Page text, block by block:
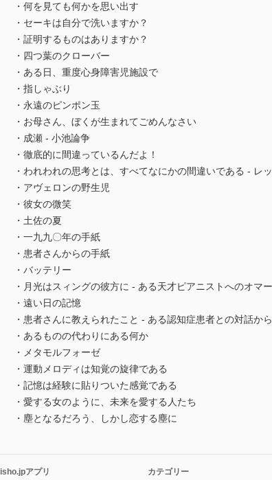
・何を見ても何かを思い出す
・セーキは自分で洗いますか？
・証明するものはありますか？
・四つ葉のクローバー
・ある日、重度心身障害児施設で
・指しゃぶり
・永遠のピンポン玉
・お母さん、ぼくが生まれてごめんなさい
・成瀬 - 小池論争
・徹底的に間違っているんだよ！
・われわれの思考とは、すべてなにかの間違いである - レ
・アヴェロンの野生児
・彼女の微笑
・土佐の夏
・一九九〇年の手紙
・患者さんからの手紙
・バッテリー
・月光はスィングの彼方に - ある天才ピアニストへのオマ
・遠い日の記憶
・患者さんに教えられたこと - ある認知症患者との対話から
・あるものの代わりにある何か
・メタモルフォーゼ
・運動メロディは知覚の旋律である
・記憶は経験に貼りついた感覚である
・愛する女のように、未来を愛する人たち
・塵となるだろう、しかし恋する塵に
isho.jpアプリ カテゴリー